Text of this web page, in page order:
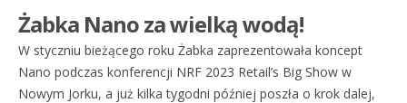
Żabka Nano za wielką wodą!
W styczniu bieżącego roku Żabka zaprezentowała koncept
Nano podczas konferencji NRF 2023 Retail’s Big Show w
Nowym Jorku, a już kilka tygodni później poszła o krok dalej,